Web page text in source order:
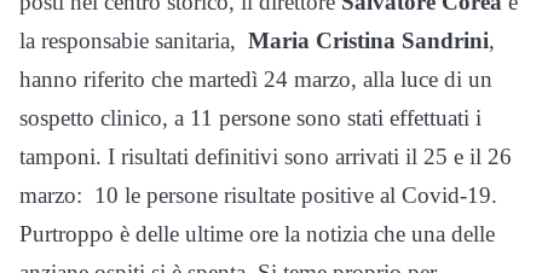
la responsabie sanitaria, Maria Cristina Sandrini,
hanno riferito che martedì 24 marzo, alla luce di un
sospetto clinico, a 11 persone sono stati effettuati i
tamponi. I risultati definitivi sono arrivati il 25 e il 26
marzo: 10 le persone risultate positive al Covid-19.
Purtroppo è delle ultime ore la notizia che una delle